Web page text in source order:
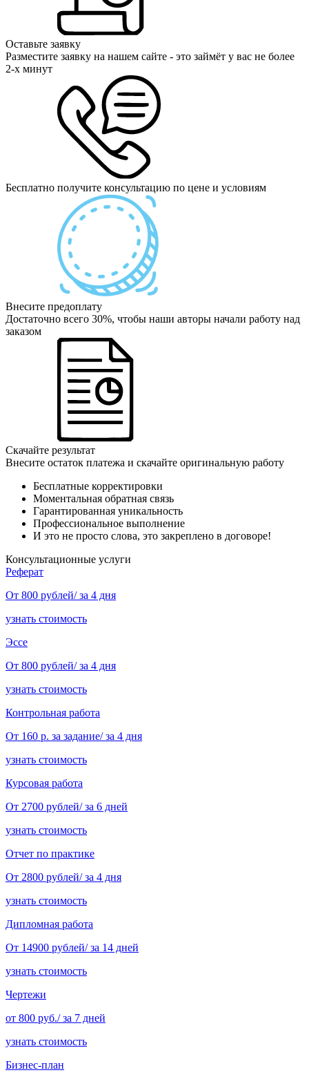
Оставьте заявку
Разместите заявку на нашем сайте - это займёт у вас не более
2-х минут
Бесплатно получите консультацию по цене и условиям
Внесите предоплату
Достаточно всего 30%, чтобы наши авторы начали работу над
заказом
Скачайте результат
Внесите остаток платежа и скачайте оригинальную работу
Бесплатные корректировки
Моментальная обратная связь
Гарантированная уникальность
Профессиональное выполнение
И это не просто слова, это закреплено в договоре!
Консультационные услуги
Реферат
От 800 рублей/ за 4 дня
узнать стоимость
Эссе
От 800 рублей/ за 4 дня
узнать стоимость
Контрольная работа
От 160 р. за задание/ за 4 дня
узнать стоимость
Курсовая работа
От 2700 рублей/ за 6 дней
узнать стоимость
Отчет по практике
От 2800 рублей/ за 4 дня
узнать стоимость
Дипломная работа
От 14900 рублей/ за 14 дней
узнать стоимость
Чертежи
от 800 руб./ за 7 дней
узнать стоимость
Бизнес-план